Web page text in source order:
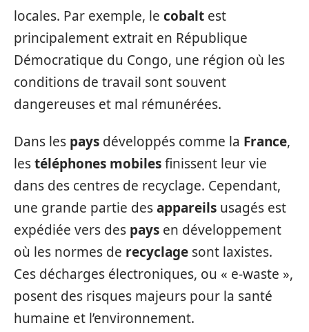
locales. Par exemple, le cobalt est
principalement extrait en République
Démocratique du Congo, une région où les
conditions de travail sont souvent
dangereuses et mal rémunérées.
Dans les pays développés comme la France,
lestéléphones mobilesfinissent leur vie
dans des centres de recyclage. Cependant,
une grande partie desappareils usagés est
expédiée vers des pays en développement
où les normes de recyclage sont laxistes.
Ces décharges électroniques, ou « e-waste »,
posent des risques majeurs pour la santé
humaine et l’environnement.